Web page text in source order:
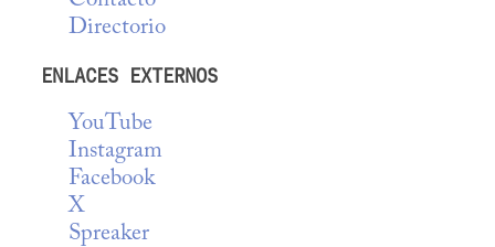
Directorio
ENLACES EXTERNOS
YouTube
Instagram
Facebook
X
Spreaker